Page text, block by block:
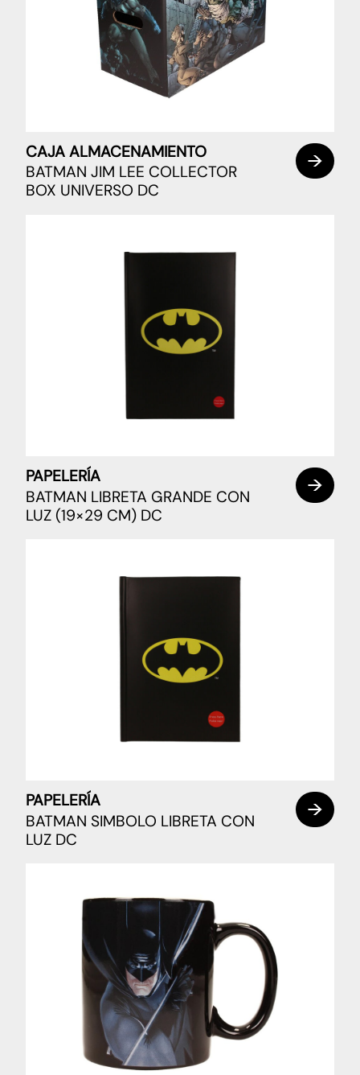
CAJA ALMACENAMIENTO
BATMAN JIM LEE COLLECTOR
BOX UNIVERSO DC
PAPELERÍA
BATMAN LIBRETA GRANDE CON
LUZ (19×29 CM) DC
PAPELERÍA
BATMAN SIMBOLO LIBRETA CON
LUZ DC